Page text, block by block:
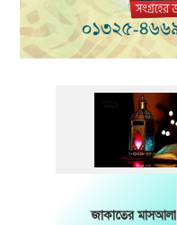
জাকাতের মাসআলা